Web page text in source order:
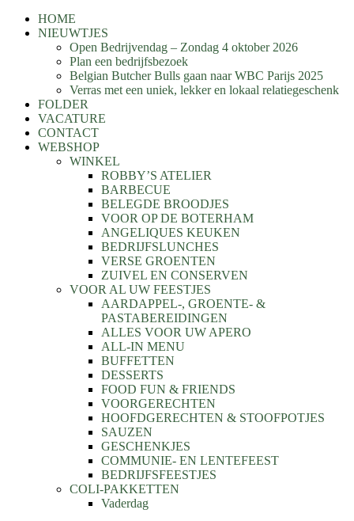
Close
Menu
HOME
NIEUWTJES
Open Bedrijvendag – Zondag 4 oktober 2026
Plan een bedrijfsbezoek
Belgian Butcher Bulls gaan naar WBC Parijs 2025
Verras met een uniek, lekker en lokaal relatiegeschenk
FOLDER
VACATURE
CONTACT
WEBSHOP
WINKEL
ROBBY’S ATELIER
BARBECUE
BELEGDE BROODJES
VOOR OP DE BOTERHAM
ANGELIQUES KEUKEN
BEDRIJFSLUNCHES
VERSE GROENTEN
ZUIVEL EN CONSERVEN
VOOR AL UW FEESTJES
AARDAPPEL-, GROENTE- &
PASTABEREIDINGEN
ALLES VOOR UW APERO
ALL-IN MENU
BUFFETTEN
DESSERTS
FOOD FUN & FRIENDS
VOORGERECHTEN
HOOFDGERECHTEN & STOOFPOTJES
SAUZEN
GESCHENKJES
COMMUNIE- EN LENTEFEEST
BEDRIJFSFEESTJES
COLI-PAKKETTEN
Vaderdag